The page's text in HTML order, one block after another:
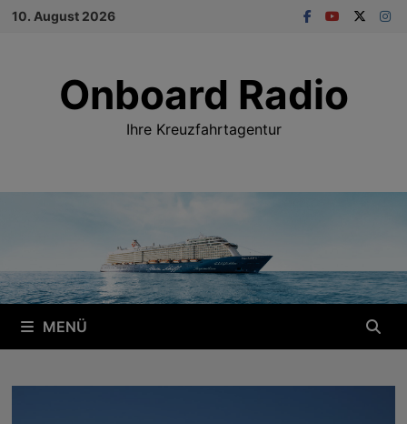
Zum10. August 2026
Onboard Radio
Ihre Kreuzfahrtagentur
MENÜ